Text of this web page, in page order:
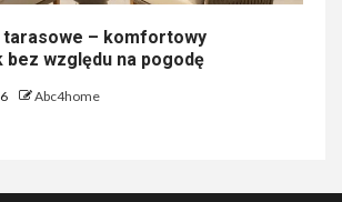
tarasowe – komfortowy
bez względu na pogodę
Abc4home